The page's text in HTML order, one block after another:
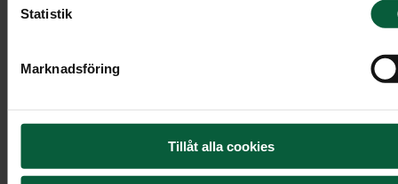
Statistik
Marknadsföring
Tillåt alla cookies
Ta hand om husdjur
Samla in reservnycklar